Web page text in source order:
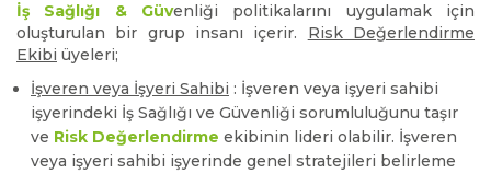
İş Sağlığı & Güvenliği politikalarını uygulamak için
oluşturulan bir grup insanı içerir. Risk Değerlendirme
Ekibi üyeleri;
İşveren veya İşyeri Sahibi : İşveren veya işyeri sahibi
işyerindeki İş Sağlığı ve Güvenliği sorumluluğunu taşır
ve Risk Değerlendirme ekibinin lideri olabilir. İşveren
veya işyeri sahibi işyerinde genel stratejileri belirleme